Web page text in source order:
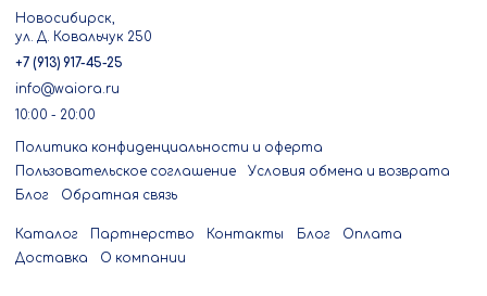
Политика конфиденциальности и оферта
Пользовательское соглашение
Условия обмена и возврата
Блог
Обратная связь
Каталог Партнерство Контакты Блог
Оплата
Доставка
О компании
Новосибирск,
ул. Д. Ковальчук 250
+7 (913) 917-45-25
info@waiora.ru
10:00 - 20:00